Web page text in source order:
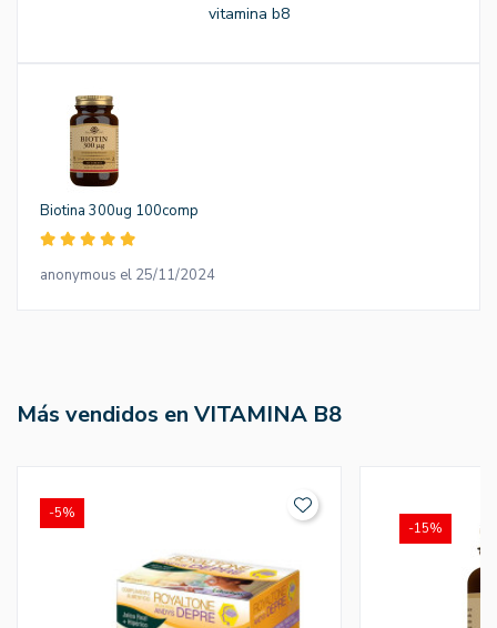
vitamina b8
Biotina 300ug 100comp
anonymous el 25/11/2024
Más vendidos en VITAMINA B8
-5%
-15%